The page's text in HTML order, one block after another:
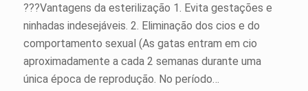
???Vantagens da esterilização 1. Evita gestações e
ninhadas indesejáveis. 2. Eliminação dos cios e do
comportamento sexual (As gatas entram em cio
aproximadamente a cada 2 semanas durante uma
única época de reprodução. No período…